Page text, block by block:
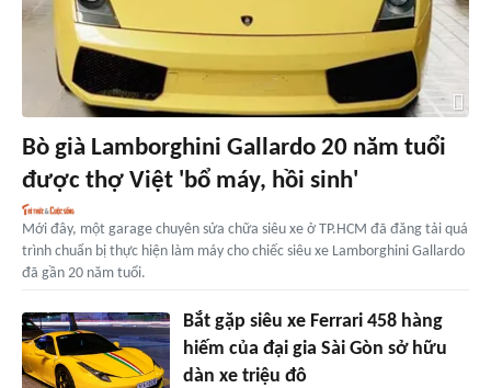
Bò già Lamborghini Gallardo 20 năm tuổi
được thợ Việt 'bổ máy, hồi sinh'
Mới đây, một garage chuyên sửa chữa siêu xe ở TP.HCM đã đăng tải quá
trình chuẩn bị thực hiện làm máy cho chiếc siêu xe Lamborghini Gallardo
đã gần 20 năm tuổi.
Bắt gặp siêu xe Ferrari 458 hàng
hiếm của đại gia Sài Gòn sở hữu
dàn xe triệu đô